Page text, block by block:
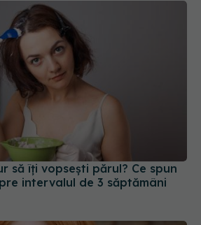
să îți vopsești părul? Ce spun
intervalul de 3 săptămâni